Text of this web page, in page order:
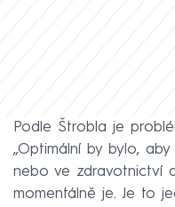
Podle Štrobla je
„Optimální by bylo,
nebo ve zdravotnictví
momentálně je. Je to